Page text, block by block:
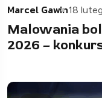
Marcel Gawin18
Malowania
2026 –